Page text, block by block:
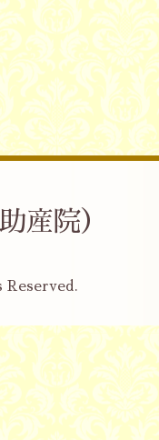
産院）
Reserved.